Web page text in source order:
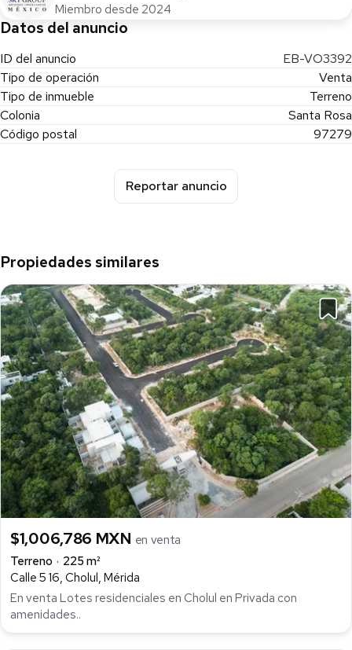
Miembro desde 2024
Datos del anuncio
ID del anuncio
EB-VO3392
Tipo de operación
Venta
Tipo de inmueble
Terreno
Colonia
Santa Rosa
Código postal
97279
Reportar anuncio
Propiedades similares
$1,006,786 MXN en venta
Terreno
225 m²
Calle 5 16, Cholul, Mérida
En venta Lotes residenciales en Cholul en Privada con
amenidades..